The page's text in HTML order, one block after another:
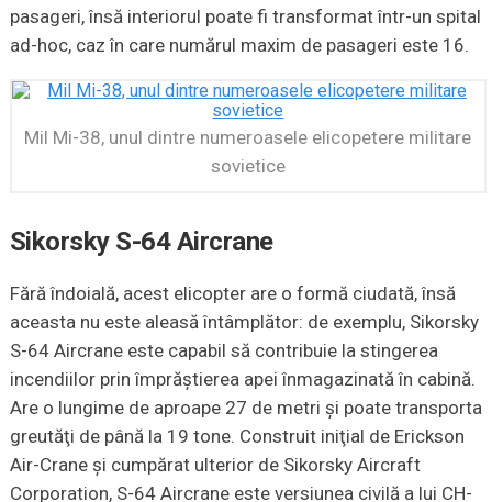
pasageri, însă interiorul poate fi transformat într-un spital
ad-hoc, caz în care numărul maxim de pasageri este 16.
Mil Mi-38, unul dintre numeroasele elicopetere militare
sovietice
Sikorsky S-64 Aircrane
Fără îndoială, acest elicopter are o formă ciudată, însă
aceasta nu este aleasă întâmplător: de exemplu, Sikorsky
S-64 Aircrane este capabil să contribuie la stingerea
incendiilor prin împrăştierea apei înmagazinată în cabină.
Are o lungime de aproape 27 de metri şi poate transporta
greutăţi de până la 19 tone. Construit iniţial de Erickson
Air-Crane şi cumpărat ulterior de Sikorsky Aircraft
Corporation, S-64 Aircrane este versiunea civilă a lui CH-